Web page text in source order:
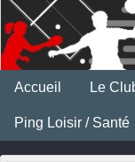
Accueil Le
Ping Loisir / Santé
Panneau de gestion